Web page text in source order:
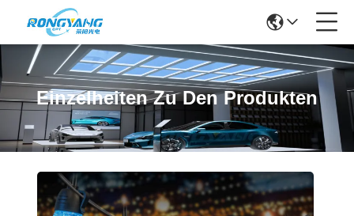
Einzelheiten Zu Den Produkten